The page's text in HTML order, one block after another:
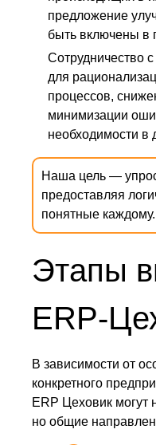
предложение
быть включены в
Сотрудничество
для
процессов,
минимизации
необходимости в
Наша цель —
предоставляя
понятные каждому.
Этапы
ERP-
В зависимости от
конкретного
ERP Цеховик могут
но общие